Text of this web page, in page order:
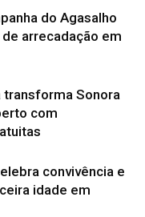
do Agasalho
arrecadação em
transforma Sonora
com
convivência e
idade em